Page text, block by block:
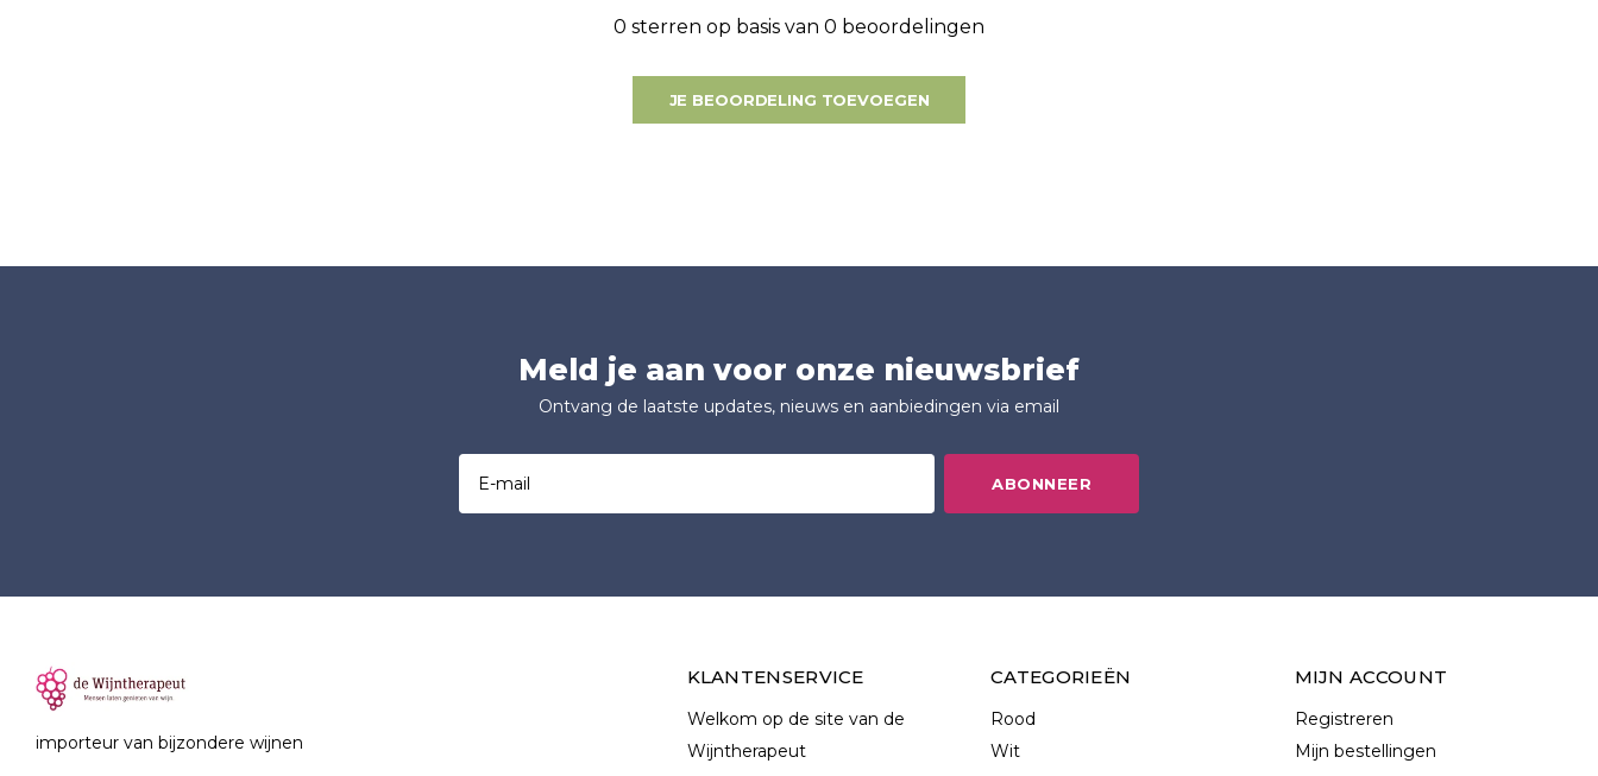
0 sterren op basis van 0 beoordelingen
JE BEOORDELING TOEVOEGEN
Meld je aan voor onze nieuwsbrief
Ontvang de laatste updates, nieuws en aanbiedingen via email
ABONNEER
importeur van bijzondere wijnen
KLANTENSERVICE
Welkom op de site van de
Wijntherapeut
CATEGORIEËN
Rood
Wit
MIJN ACCOUNT
Registreren
Mijn bestellingen